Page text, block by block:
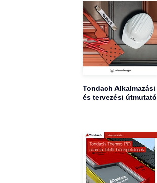
Tondach Alkalmazási
és tervezési útmutató